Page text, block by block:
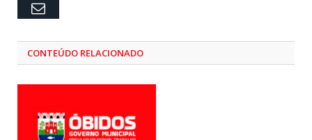
Email
CONTEÚDO RELACIONADO